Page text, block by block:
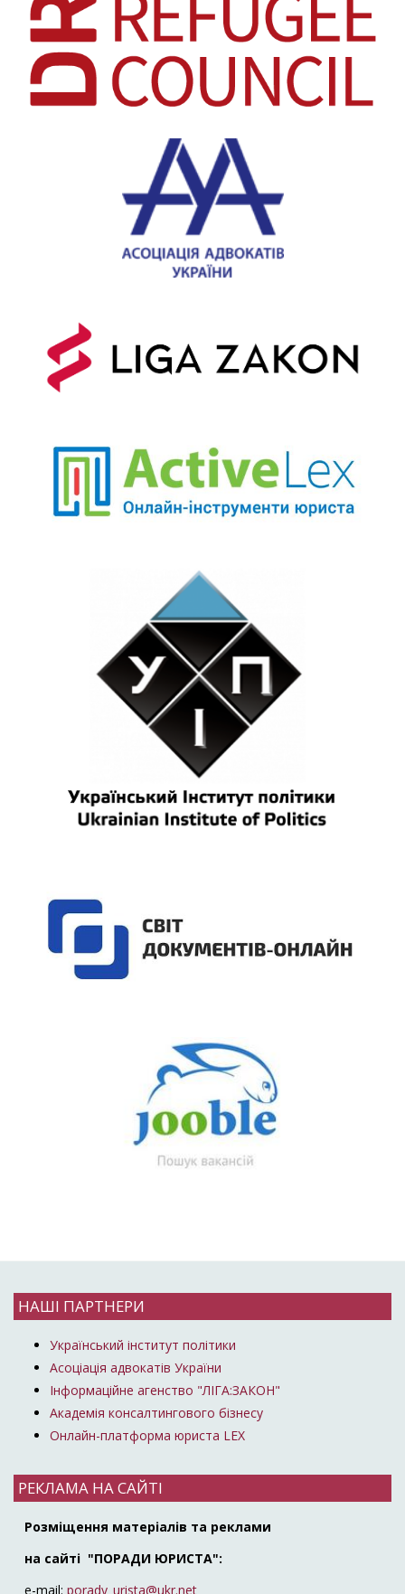
НАШІ ПАРТНЕРИ
Український інститут політики
Асоціація адвокатів України
Інформаційне агенство "ЛІГА:ЗАКОН"
Академія консалтингового бізнесу
Онлайн-платформа юриста LEX
РЕКЛАМА НА САЙТІ
Розміщення матеріалів та реклами
на сайті "ПОРАДИ ЮРИСТА":
e-mail: porady_urista@ukr.net